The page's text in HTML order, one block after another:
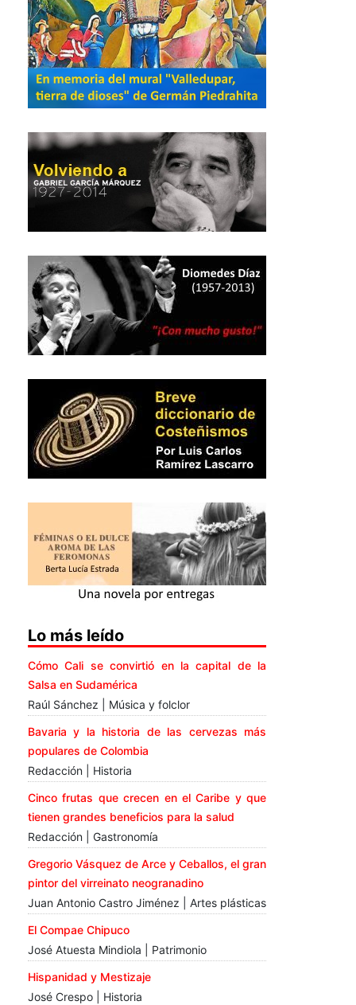
Lo más leído
Cómo Cali se convirtió en la capital de la
Salsa en Sudamérica
Raúl Sánchez | Música y folclor
Bavaria y la historia de las cervezas más
populares de Colombia
Redacción | Historia
Cinco frutas que crecen en el Caribe y que
tienen grandes beneficios para la salud
Redacción | Gastronomía
Gregorio Vásquez de Arce y Ceballos, el gran
pintor del virreinato neogranadino
Juan Antonio Castro Jiménez | Artes plásticas
El Compae Chipuco
José Atuesta Mindiola | Patrimonio
Hispanidad y Mestizaje
José Crespo | Historia